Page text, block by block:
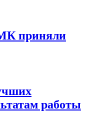
приняли
работы